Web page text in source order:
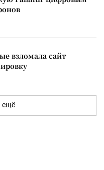
взломала сайт
ещё